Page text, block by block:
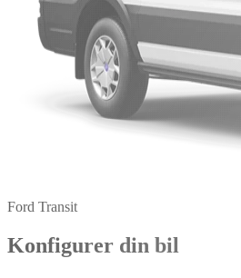
Ford Transit
Konfigurer din bil